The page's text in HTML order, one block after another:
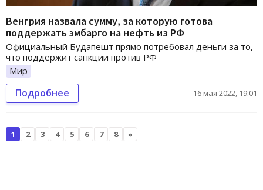
Венгрия назвала сумму, за которую готова
поддержать эмбарго на нефть из РФ
Официальный Будапешт прямо потребовал деньги за то,
что поддержит санкции против РФ
Мир
Подробнее 16 мая 2022, 19:01
1 2 3 4 5 6 7 8 »